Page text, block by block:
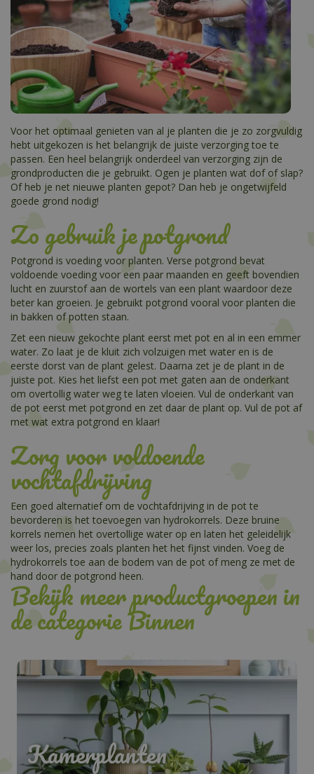
Voor het optimaal genieten van al je planten die je zo zorgvuldig
hebt uitgekozen is het belangrijk de juiste verzorging toe te
passen. Een heel belangrijk onderdeel van verzorging zijn de
grondproducten die je gebruikt. Ogen je planten wat dof of slap?
Of heb je net nieuwe planten gepot? Dan heb je ongetwijfeld
goede grond nodig!
Zo gebruik je potgrond
Potgrond is voeding voor planten. Verse potgrond bevat
voldoende voeding voor een paar maanden en geeft bovendien
lucht en zuurstof aan de wortels van een plant waardoor deze
beter kan groeien. Je gebruikt potgrond vooral voor planten die
in bakken of potten staan.
Zet een nieuw gekochte plant eerst met pot en al in een emmer
water. Zo laat je de kluit zich volzuigen met water en is de
eerste dorst van de plant gelest. Daarna zet je de plant in de
juiste pot. Kies het liefst een pot met gaten aan de onderkant
om overtollig water weg te laten vloeien. Vul de onderkant van
de pot eerst met potgrond en zet daar de plant op. Vul de pot af
met wat extra potgrond en klaar!
Zorg voor voldoende
vochtafdrijving
Een goed alternatief om de vochtafdrijving in de pot te
bevorderen is het toevoegen van hydrokorrels. Deze bruine
korrels nemen het overtollige water op en laten het geleidelijk
weer los, precies zoals planten het het fijnst vinden. Voeg de
hydrokorrels toe aan de bodem van de pot of meng ze met de
hand door de potgrond heen.
Bekijk meer productgroepen in
de categorie Binnen
Kamerplanten